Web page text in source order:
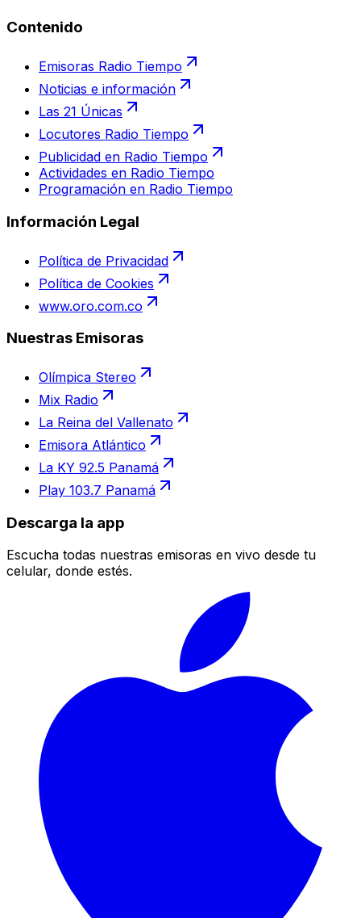
Contenido
Emisoras Radio Tiempo
Noticias e información
Las 21 Únicas
Locutores Radio Tiempo
Publicidad en Radio Tiempo
Actividades en Radio Tiempo
Programación en Radio Tiempo
Información Legal
Política de Privacidad
Política de Cookies
www.oro.com.co
Nuestras Emisoras
Olímpica Stereo
Mix Radio
La Reina del Vallenato
Emisora Atlántico
La KY 92.5 Panamá
Play 103.7 Panamá
Descarga la app
Escucha todas nuestras emisoras en vivo desde tu
celular, donde estés.